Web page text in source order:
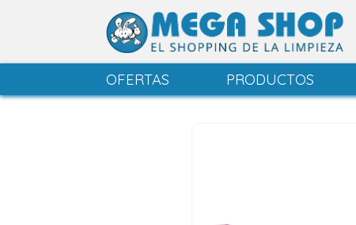
OFERTAS PRODUCTOS